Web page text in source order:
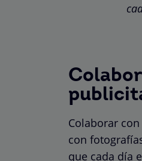
Colaborar
con
que cada día